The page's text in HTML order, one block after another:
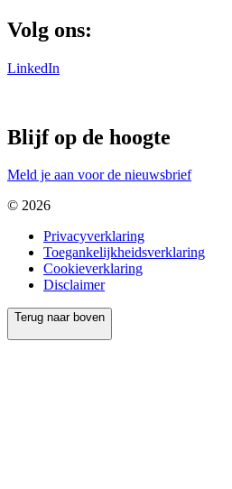
Volg ons:
LinkedIn
Blijf op de hoogte
Meld je aan voor de nieuwsbrief
© 2026
Privacyverklaring
Toegankelijkheidsverklaring
Cookieverklaring
Disclaimer
Terug naar boven